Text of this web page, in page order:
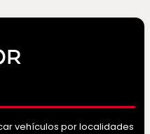
vehículos por localidades